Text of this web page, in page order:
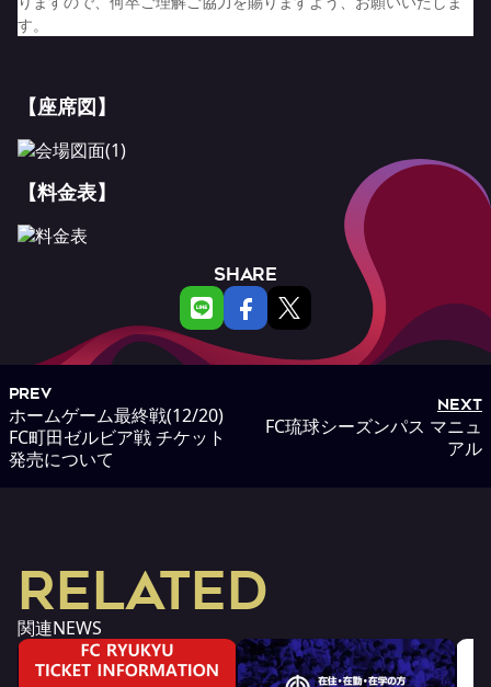
す。
【座席図】
【料金表】
SHARE
PREV
ホームゲーム最終戦(12/20)
FC町田ゼルビア戦 チケット
発売について
NEXT
FC琉球シーズンパス マニュ
アル
RELATED
関連NEWS